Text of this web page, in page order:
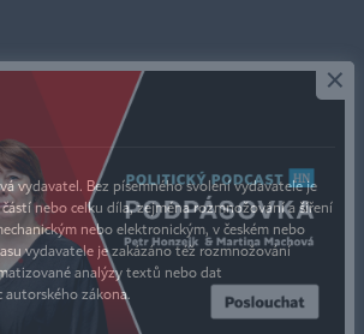
vydavatel. Bez písemného svolení vydavatele je
nebo celku díla, zejména rozmnožování a šíření
nebo elektronickým, v českém nebo
vydavatele je zakázáno též rozmnožování
analýzy textů nebo dat
autorského zákona.